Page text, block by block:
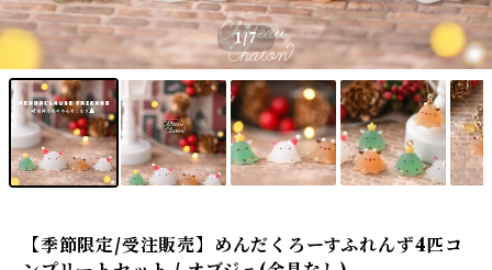
1/7
【季節限定/受注販売】めんだくろーすふれんず4匹コ